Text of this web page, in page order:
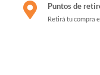
Puntos de
Retirá tu compra